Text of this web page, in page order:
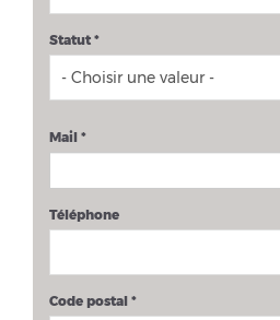
Statut *
Mail *
Téléphone
Code postal *